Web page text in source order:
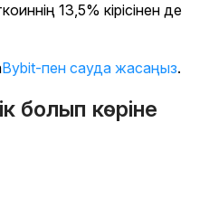
13,5% кірісінен де
Bybit-пен сауда жасаңыз.
болып көріне